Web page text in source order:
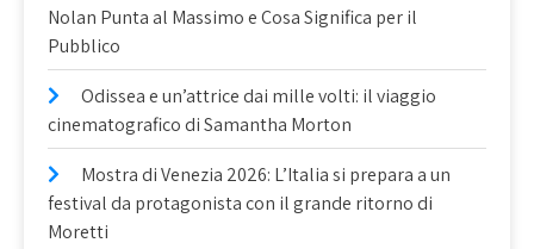
Nolan Punta al Massimo e Cosa Significa per il
Pubblico
Odissea e un’attrice dai mille volti: il viaggio
cinematografico di Samantha Morton
Mostra di Venezia 2026: L’Italia si prepara a un
festival da protagonista con il grande ritorno di
Moretti